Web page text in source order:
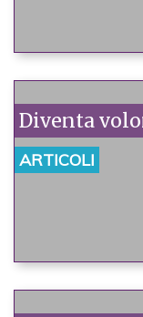
Diventa
ARTICOLI